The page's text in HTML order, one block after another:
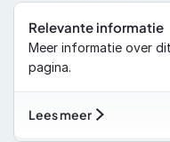
Relevante informatie
Meer informatie over
pagina.
Lees meer